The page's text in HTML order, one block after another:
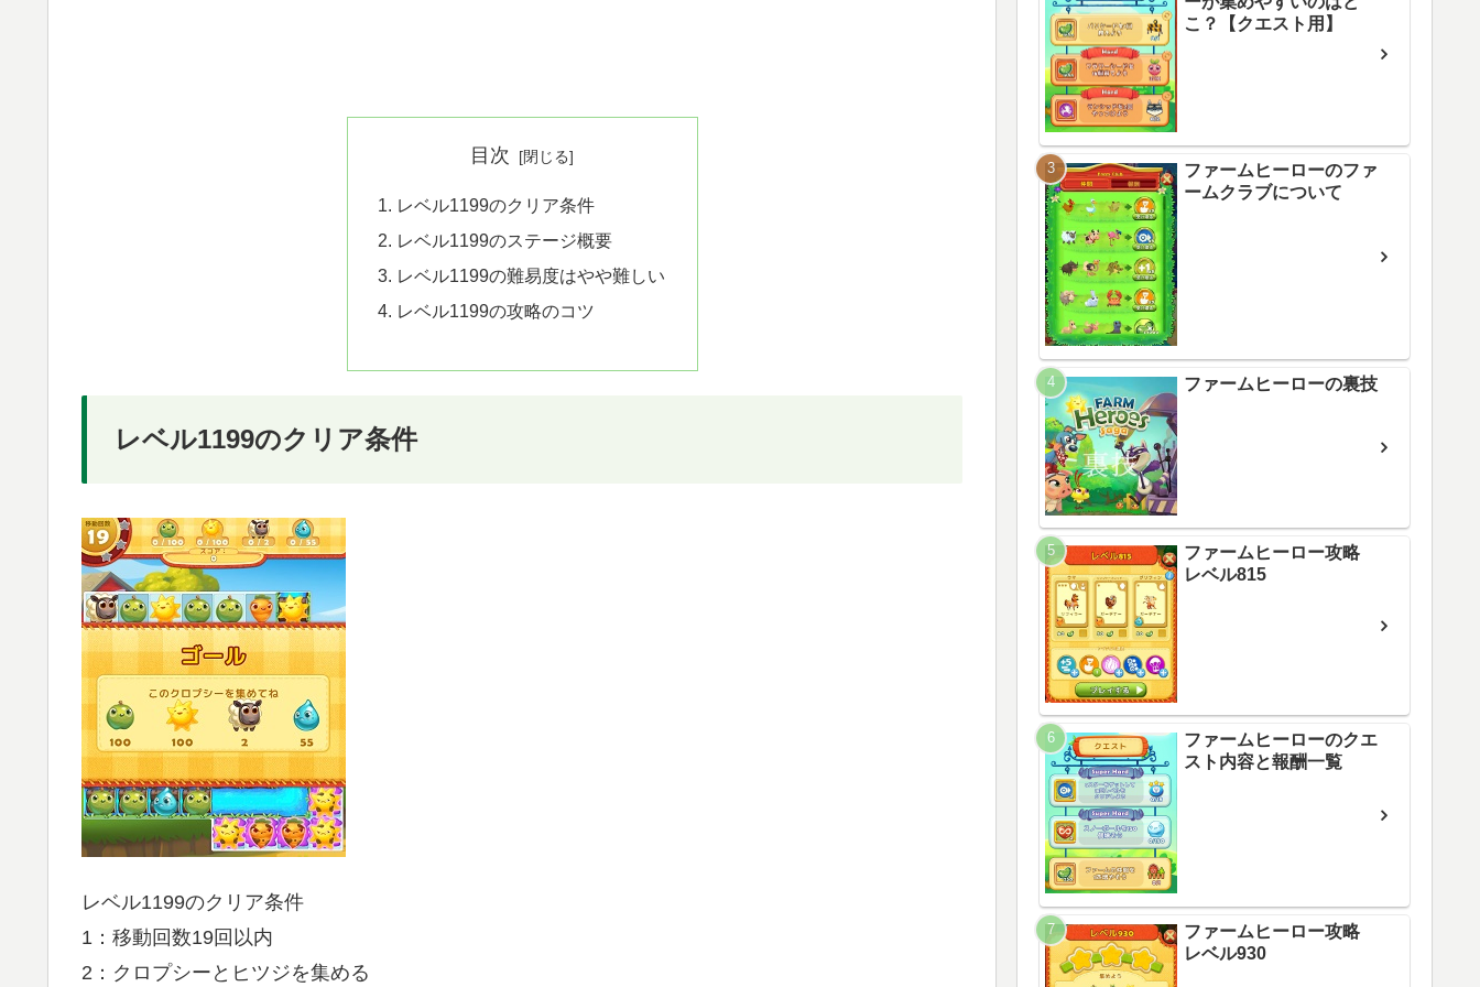
目次
レベル1199のクリア条件
レベル1199のステージ概要
レベル1199の難易度はやや難しい
レベル1199の攻略のコツ
レベル1199のクリア条件
レベル1199のクリア条件
1：移動回数19回以内
2：クロプシーとヒツジを集める
こ？【クエスト用】
ファームヒーローのファ
ームクラブについて
ファームヒーローの裏技
ファームヒーロー攻略
レベル815
ファームヒーローのクエ
スト内容と報酬一覧
ファームヒーロー攻略
レベル930